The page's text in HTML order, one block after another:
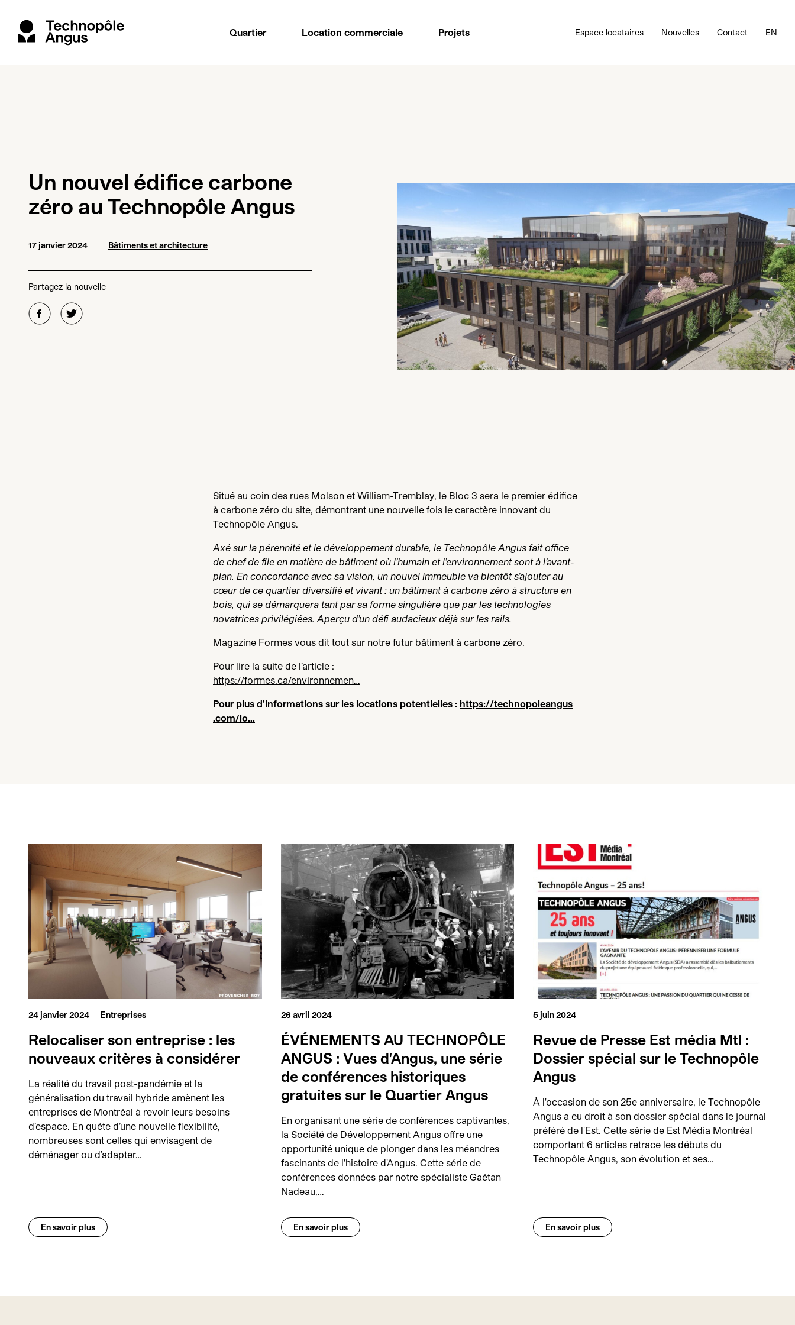
Quartier Location commerciale Projets Espace locataires Nouvelles Contact EN
Un nouvel édifice carbone
zéro au Technopôle Angus
17 janvier 2024 Bâtiments et architecture
Partagez la nouvelle
Situé au coin des rues Molson et William-Tremblay, le Bloc 3 sera le premier édifice
à carbone zéro du site, démontrant une nouvelle fois le caractère innovant du
Technopôle Angus.
Axé sur la pérennité et le développement durable, le Technopôle Angus fait off­ice
de chef de file en matière de bâtiment où l’humain et l’environnement sont à l’avant-
plan. En concordance avec sa vision, un nouvel immeuble va bientôt s’ajouter au
cœur de ce quartier diversifié et vivant : un bâtiment à carbone zéro à structure en
bois, qui se démarquera tant par sa forme singulière que par les technologies
novatrices privilégiées. Aperçu d’un défi audacieux déjà sur les rails.
Magazine Formes vous dit tout sur notre futur bâtiment à carbone zéro.
Pour lire la suite de l’article :
https://​formes​.ca/​e​n​v​i​r​o​n​nemen…
Pour plus d’informations sur les locations potentielles : https://​tech​no​po​lean​gus​
.com/lo…
24 janvier 2024 Entreprises
Relocaliser son entreprise : les
nouveaux critères à considérer
La réalité du travail post-pandémie et la
généralisation du travail hybride amènent les
entreprises de Montréal à revoir leurs besoins
d’espace. En quête d’une nouvelle flexibilité,
nombreuses sont celles qui envisagent de
déménager ou d’adapter…
En savoir plus
26 avril 2024
ÉVÉNEMENTS AU TECHNOPÔLE
ANGUS : Vues d'Angus, une série
de conférences historiques
gratuites sur le Quartier Angus
En organisant une série de conférences captivantes,
la Société de Développement Angus offre une
opportunité unique de plonger dans les méandres
fascinants de l'histoire d'Angus. Cette série de
conférences données par notre spécialiste Gaétan
Nadeau,…
En savoir plus
5 juin 2024
Revue de Presse Est média Mtl :
Dossier spécial sur le Technopôle
Angus
À l'occasion de son 25e anniversaire, le Technopôle
Angus a eu droit à son dossier spécial dans le journal
préféré de l'Est. Cette série de Est Média Montréal
comportant 6 articles retrace les débuts du
Technopôle Angus, son évolution et ses…
En savoir plus